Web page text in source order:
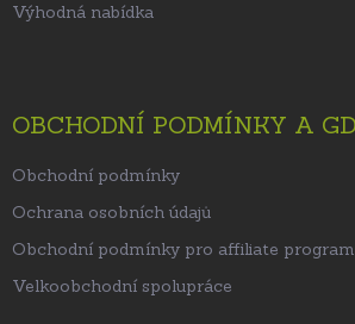
Výhodná nabídka
OBCHODNÍ PODMÍNKY A
Obchodní podmínky
Ochrana osobních údajů
Obchodní podmínky pro affiliate program
Velkoobchodní spolupráce